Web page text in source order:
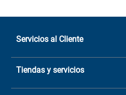
Servicios al Cliente
Quiénes somos
Sucursales
Tiendas y servicios
Casa Matriz: Avenida Chorrillos